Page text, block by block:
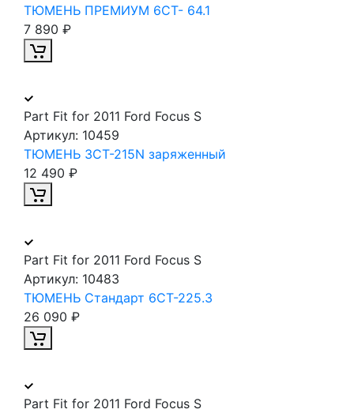
ТЮМЕНЬ ПРЕМИУМ 6СТ- 64.1
7 890 ₽
Part Fit for 2011 Ford Focus S
Артикул: 10459
ТЮМЕНЬ 3СТ-215N заряженный
12 490 ₽
Part Fit for 2011 Ford Focus S
Артикул: 10483
ТЮМЕНЬ Стандарт 6СТ-225.3
26 090 ₽
Part Fit for 2011 Ford Focus S